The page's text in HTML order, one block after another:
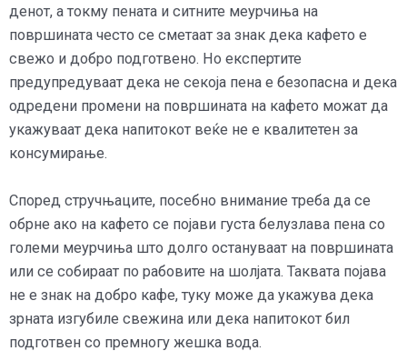
денот, а токму пената и ситните меурчиња на
површината често се сметаат за знак дека кафето е
свежо и добро подготвено. Но експертите
предупредуваат дека не секоја пена е безопасна и дека
одредени промени на површината на кафето можат да
укажуваат дека напитокот веќе не е квалитетен за
консумирање.
Според стручњаците, посебно внимание треба да се
обрне ако на кафето се појави густа белузлава пена со
големи меурчиња што долго остануваат на површината
или се собираат по рабовите на шолјата. Таквата појава
не е знак на добро кафе, туку може да укажува дека
зрната изгубиле свежина или дека напитокот бил
подготвен со премногу жешка вода.